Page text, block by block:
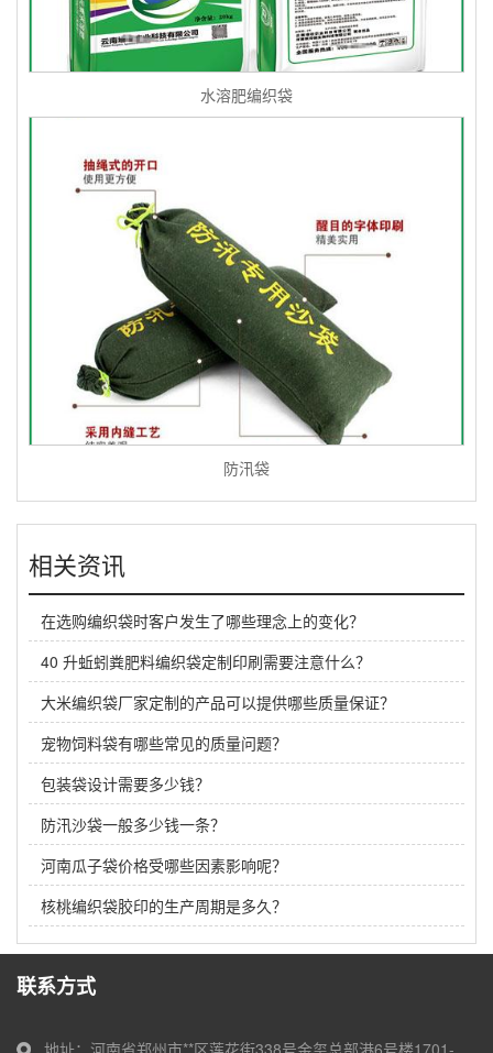
水溶肥编织袋
防汛袋
相关资讯
在选购编织袋时客户发生了哪些理念上的变化？
40 升蚯蚓粪肥料编织袋定制印刷需要注意什么？
大米编织袋厂家定制的产品可以提供哪些质量保证？
宠物饲料袋有哪些常见的质量问题？
包装袋设计需要多少钱？
防汛沙袋一般多少钱一条？
河南瓜子袋价格受哪些因素影响呢？
核桃编织袋胶印的生产周期是多久？
联系方式